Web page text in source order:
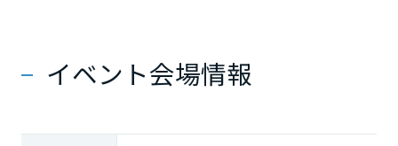
イベント会場情報